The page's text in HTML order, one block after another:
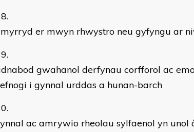
er mwyn rhwystro neu gyfyngu ar
gwahanol derfynau corfforol ac
i gynnal urddas a hunan-barch
ac amrywio rheolau sylfaenol yn unol